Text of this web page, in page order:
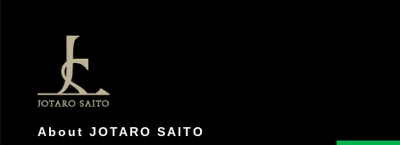
About JOTARO SAITO